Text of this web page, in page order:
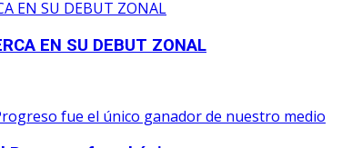
EN SU DEBUT ZONAL